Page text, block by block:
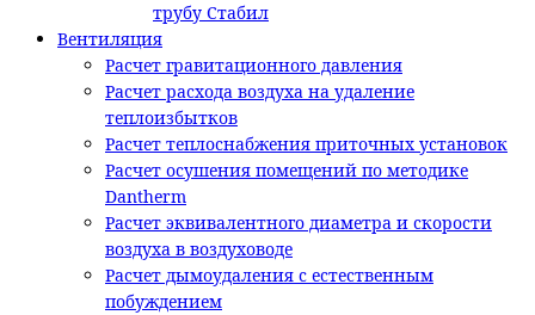
трубу Стабил
Вентиляция
Расчет гравитационного давления
Расчет расхода воздуха на удаление
теплоизбытков
Расчет теплоснабжения приточных установок
Расчет осушения помещений по методике
Dantherm
Расчет эквивалентного диаметра и скорости
воздуха в воздуховоде
Расчет дымоудаления с естественным
побуждением